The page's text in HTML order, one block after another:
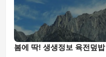
봄에 딱! 생생정보 육전덮